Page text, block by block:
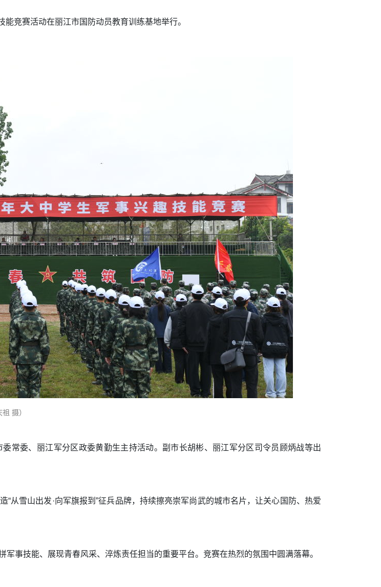
竞赛活动在丽江市国防动员教育训练基地举行。
摄）
常委、丽江军分区政委黄勤生主持活动。副市长胡彬、丽江军分区司令员顾炳战等出
从雪山出发·向军旗报到”征兵品牌，持续擦亮崇军尚武的城市名片，让关心国防、热爱
事技能、展现青春风采、淬炼责任担当的重要平台。竞赛在热烈的氛围中圆满落幕。